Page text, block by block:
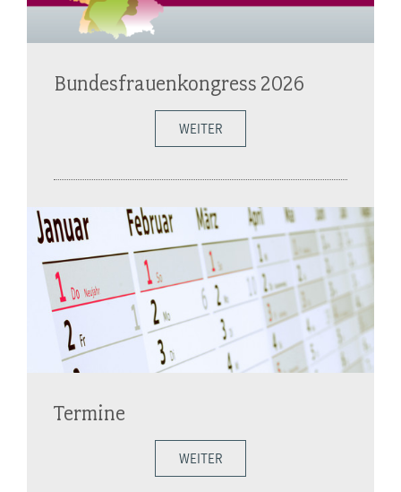
Bundesfrauenkongress 2026
WEITER
Termine
WEITER